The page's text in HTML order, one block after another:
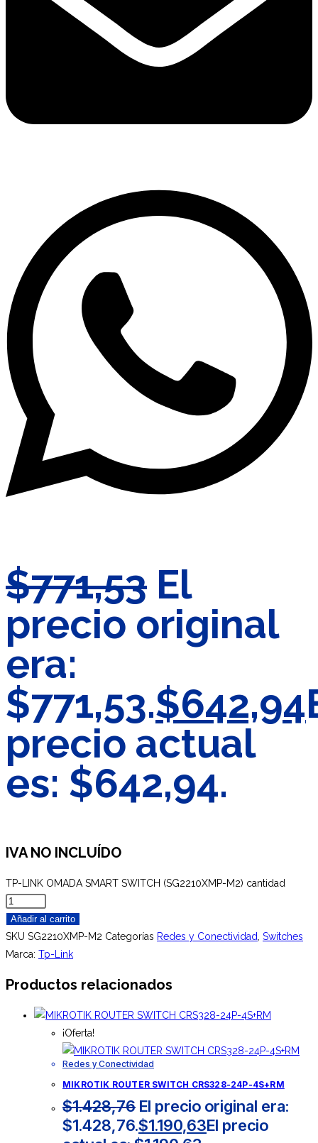
$771,53 El
precio original
era:
$771,53.$642,94
precio actual
es: $642,94.
IVA NO INCLUÍDO
TP-LINK OMADA SMART SWITCH (SG2210XMP-M2) cantidad
Añadir al carrito
SKU SG2210XMP-M2 Categorías Redes y Conectividad Switches
Marca: Tp-Link
Productos relacionados
¡Oferta!
Redes y Conectividad
MIKROTIK ROUTER SWITCH CRS328-24P-4S+RM
$1.428,76 El precio original era:
$1.428,76.$1.190,63El precio